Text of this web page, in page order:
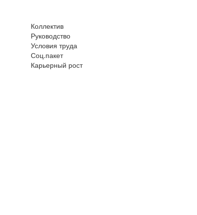
Коллектив
Руководство
Условия труда
Соц.пакет
Карьерный рост